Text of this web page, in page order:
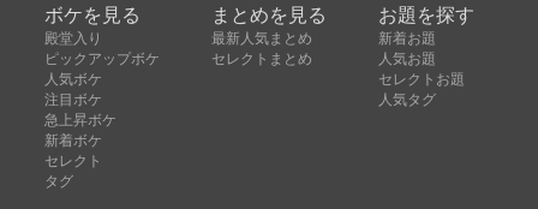
ボケを見る
殿堂入り
ピックアップボケ
人気ボケ
注目ボケ
急上昇ボケ
新着ボケ
セレクト
タグ
まとめを見る
最新人気まとめ
セレクトまとめ
お題を探す
新着お題
人気お題
セレクトお題
人気タグ